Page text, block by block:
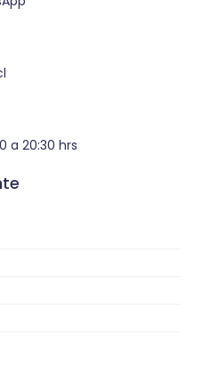
a 20:30 hrs